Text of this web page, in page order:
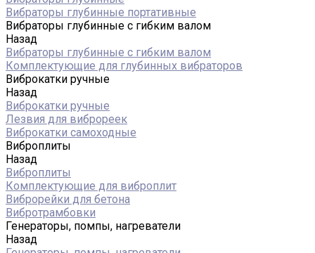
Вибраторы глубинные портативные
Вибраторы глубинные с гибким валом
Назад
Вибраторы глубинные с гибким валом
Комплектующие для глубинных вибраторов
Виброкатки ручные
Назад
Виброкатки ручные
Лезвия для виброреек
Виброкатки самоходные
Виброплиты
Назад
Виброплиты
Комплектующие для виброплит
Виброрейки для бетона
Вибротрамбовки
Генераторы, помпы, нагреватели
Назад